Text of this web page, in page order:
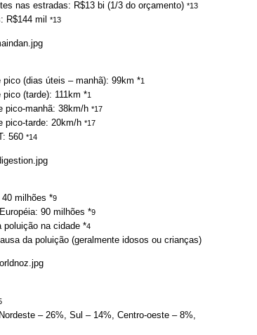
nas estradas: R$13 bi (1/3 do orçamento) *13
R$144 mil *13
(dias úteis – manhã): 99km *1
(tarde): 111km *1
pico-manhã: 38km/h *17
pico-tarde: 20km/h *17
560 *14
milhões *9
90 milhões *9
na cidade *4
da poluição (geralmente idosos ou crianças)
– 26%, Sul – 14%, Centro-oeste – 8%,